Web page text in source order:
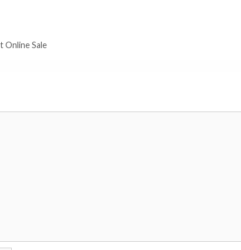
Online Sale